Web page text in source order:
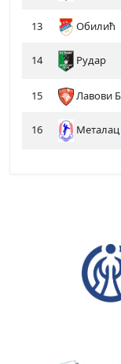
13 Обилић
14 Рудар
15 Лавови
16 Металац